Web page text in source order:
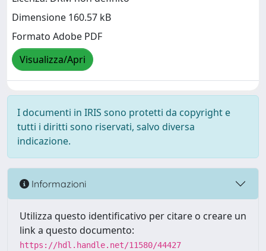
Dimensione 160.57 kB
Formato Adobe PDF
Visualizza/Apri
I documenti in IRIS sono protetti da copyright e
tutti i diritti sono riservati, salvo diversa
indicazione.
Informazioni
Utilizza questo identificativo per citare o creare un
link a questo documento:
https://hdl.handle.net/11580/44427